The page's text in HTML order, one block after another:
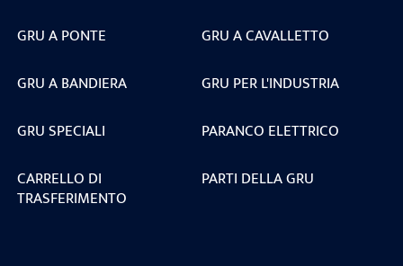
GRU A PONTE
GRU A CAVALLETTO
GRU A BANDIERA
GRU PER L'INDUSTRIA
GRU SPECIALI
PARANCO ELETTRICO
CARRELLO DI
TRASFERIMENTO
PARTI DELLA GRU